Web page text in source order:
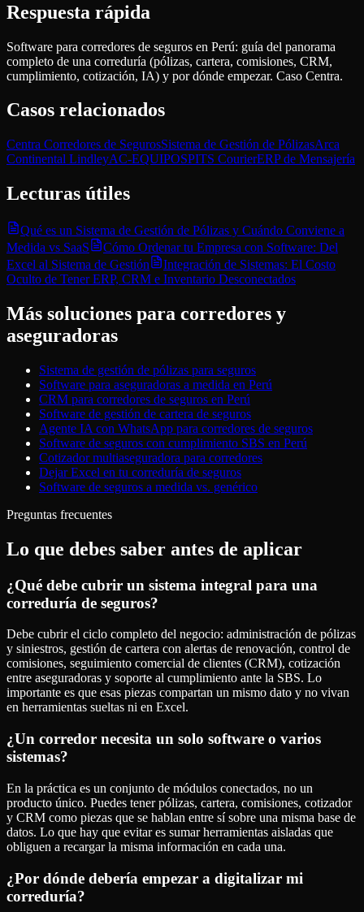
Respuesta rápida
Software para corredores de seguros en Perú: guía del panorama
completo de una correduría (pólizas, cartera, comisiones, CRM,
cumplimiento, cotización, IA) y por dónde empezar. Caso Centra.
Casos relacionados
Centra Corredores de SegurosSistema de Gestión de PólizasArca
Continental LindleyAC-EQUIPOSPITS CourierERP de Mensajería
Lecturas útiles
Qué es un Sistema de Gestión de Pólizas y Cuándo Conviene a
Medida vs SaaS
Cómo Ordenar tu Empresa con Software: Del
Excel al Sistema de Gestión
Integración de Sistemas: El Costo
Oculto de Tener ERP, CRM e Inventario Desconectados
Más soluciones para corredores y
aseguradoras
Sistema de gestión de pólizas para seguros
Software para aseguradoras a medida en Perú
CRM para corredores de seguros en Perú
Software de gestión de cartera de seguros
Agente IA con WhatsApp para corredores de seguros
Software de seguros con cumplimiento SBS en Perú
Cotizador multiaseguradora para corredores
Dejar Excel en tu correduría de seguros
Software de seguros a medida vs. genérico
Preguntas frecuentes
Lo que debes saber antes de aplicar
¿Qué debe cubrir un sistema integral para una
correduría de seguros?
Debe cubrir el ciclo completo del negocio: administración de pólizas
y siniestros, gestión de cartera con alertas de renovación, control de
comisiones, seguimiento comercial de clientes (CRM), cotización
entre aseguradoras y soporte al cumplimiento ante la SBS. Lo
importante es que esas piezas compartan un mismo dato y no vivan
en herramientas sueltas ni en Excel.
¿Un corredor necesita un solo software o varios
sistemas?
En la práctica es un conjunto de módulos conectados, no un
producto único. Puedes tener pólizas, cartera, comisiones, cotizador
y CRM como piezas que se hablan entre sí sobre una misma base de
datos. Lo que hay que evitar es sumar herramientas aisladas que
obliguen a recargar la misma información en cada una.
¿Por dónde debería empezar a digitalizar mi
correduría?